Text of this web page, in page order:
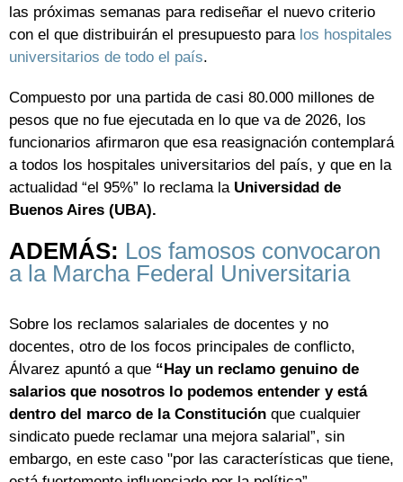
las próximas semanas para rediseñar el nuevo criterio
con el que distribuirán el presupuesto para los hospitales
universitarios de todo el país.
Compuesto por una partida de casi 80.000 millones de
pesos que no fue ejecutada en lo que va de 2026, los
funcionarios afirmaron que esa reasignación contemplará
a todos los hospitales universitarios del país, y que en la
actualidad “el 95%” lo reclama laUniversidad de
Buenos Aires (UBA).
ADEMÁS: Los famosos convocaron
a la Marcha Federal Universitaria
Sobre los reclamos salariales de docentes y no
docentes, otro de los focos principales de conflicto,
Álvarez apuntó a que “Hay un reclamo genuino de
salarios que nosotros lo podemos entender y está
dentro del marco de la Constitución que cualquier
sindicato puede reclamar una mejora salarial”, sin
embargo, en este caso "por las características que tiene,